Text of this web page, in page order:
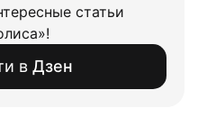
статьи
в Дзен